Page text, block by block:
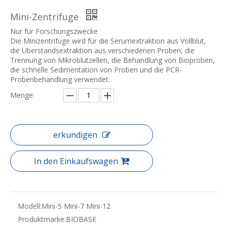
Mini-Zentrifuge
Nur für Forschungszwecke
Die Minizentrifuge wird für die Serumextraktion aus Vollblut,
die Überstandsextraktion aus verschiedenen Proben, die
Trennung von Mikroblutzellen, die Behandlung von Bioproben,
die schnelle Sedimentation von Proben und die PCR-
Probenbehandlung verwendet.
Menge:
erkundigen
In den Einkaufswagen
Modell:Mini-5 Mini-7 Mini-12
Produktmarke:BIOBASE